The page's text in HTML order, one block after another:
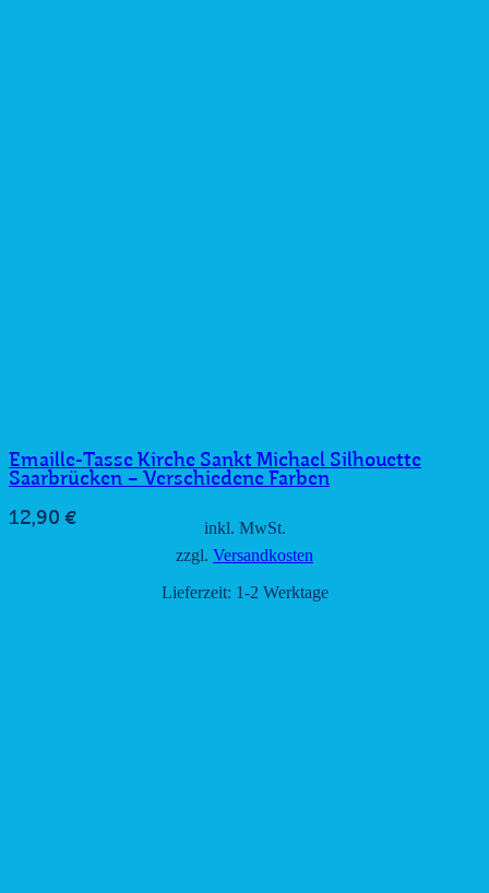
Emaille-Tasse Kirche Sankt Michael Silhouette
Saarbrücken – Verschiedene Farben
12,90 €
inkl. MwSt.
zzgl. Versandkosten
Lieferzeit: 1-2 Werktage